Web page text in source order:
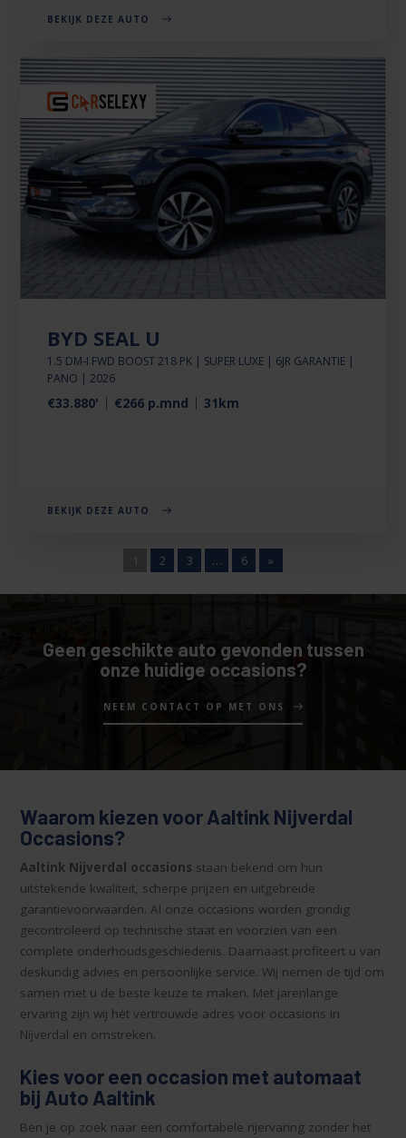
BEKIJK DEZE AUTO
BYD SEAL U
1.5 DM-I FWD BOOST 218 PK | SUPER LUXE | 6JR GARANTIE |
PANO | 2026
€33.880' €266 p.mnd 31km
BEKIJK DEZE AUTO
2 3 … 6 »
Geen geschikte auto gevonden tussen
onze huidige occasions?
NEEM CONTACT OP MET ONS
Waarom kiezen voor Aaltink Nijverdal
Occasions?
Aaltink Nijverdal occasions staan bekend om hun
uitstekende kwaliteit, scherpe prijzen en uitgebreide
garantievoorwaarden. Al onze occasions worden grondig
gecontroleerd op technische staat en voorzien van een
complete onderhoudsgeschiedenis. Daarnaast profiteert u van
deskundig advies en persoonlijke service. Wij nemen de tijd om
samen met u de beste keuze te maken. Met jarenlange
ervaring zijn wij hét vertrouwde adres voor occasions in
Nijverdal en omstreken.
Kies voor een occasion met automaat
bij Auto Aaltink
Ben je op zoek naar een comfortabele rijervaring zonder het